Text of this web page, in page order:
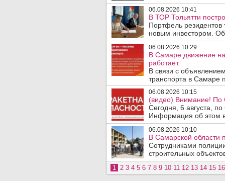
06.08.2026 10:41
В ТОР Тольятти
Портфель резидентов
новым инвестором.
06.08.2026 10:29
В Самаре движение
работает.
В связи с
транспорта в Самаре
06.08.2026 10:15
(видео) Внимание! По
Сегодня, 6 августа,
Информация об этом
06.08.2026 10:10
В Самарской области
Сотрудниками
строительных
1 2 3 4 5 6 7 8 9 10 11 12 13 14 15 16